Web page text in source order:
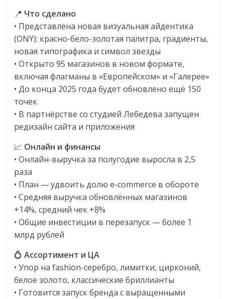
как
знать
как
Сеть
меняет
жизнь
людей
обсудить
эти
читателем.
📍 Что сделано
• Представлена новая визуальная айдентика
(ONY): красно-бело-золотая палитра, градиенты,
новая типографика и символ звезды
• Открыто 95 магазинов в новом формате,
включая флагманы в «Европейском» и «Галерее»
• До конца 2025 года будет обновлено ещё 150
точек
• В партнёрстве со студией Лебедева запущен
редизайн сайта и приложения
📈 Онлайн и финансы
• Онлайн-выручка за полугодие выросла в 2,5
раза
• План — удвоить долю e-commerce в обороте
• Средняя выручка обновлённых магазинов
+14%, средний чек +8%
• Общие инвестиции в перезапуск — более 1
млрд рублей
💍Ассортимент и ЦА
• Упор на fashion-серебро, лимитки, цирконий,
белое золото, классические бриллианты
• Готовится запуск бренда с выращенными